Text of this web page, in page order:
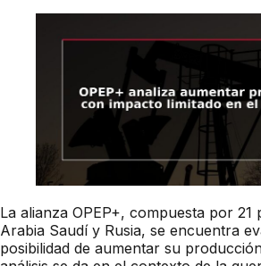
La alianza OPEP+, compuesta por 21
Arabia Saudí y Rusia, se encuentra
posibilidad de aumentar su